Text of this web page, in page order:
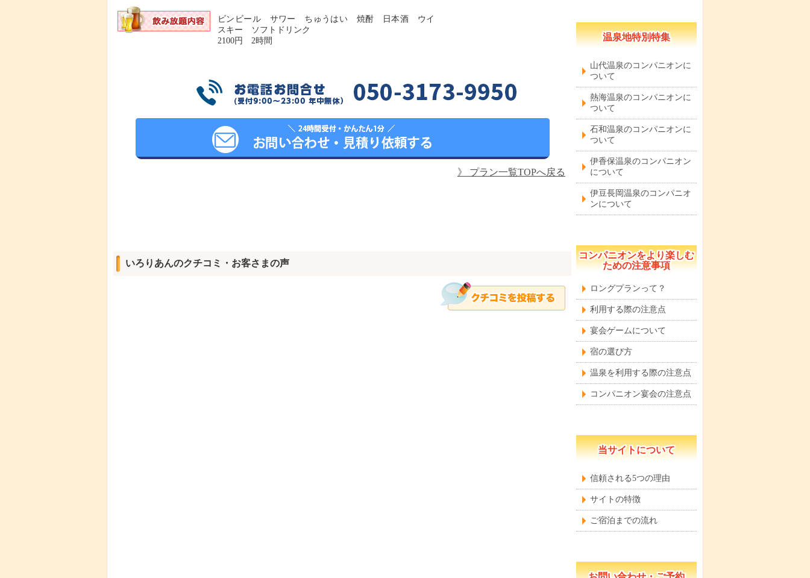
ビンビール サワー ちゅうはい 焼酎 日本酒 ウイ
スキー ソフトドリンク
2100円 2時間
》 プラン一覧TOPへ戻る
いろりあんのクチコミ・お客さまの声
温泉地特別特集
山代温泉のコンパニオンに
ついて
熱海温泉のコンパニオンに
ついて
石和温泉のコンパニオンに
ついて
伊香保温泉のコンパニオン
について
伊豆長岡温泉のコンパニオ
ンについて
コンパニオンをより楽しむ
ための注意事項
ロングプランって？
利用する際の注意点
宴会ゲームについて
宿の選び方
温泉を利用する際の注意点
コンパニオン宴会の注意点
当サイトについて
信頼される5つの理由
サイトの特徴
ご宿泊までの流れ